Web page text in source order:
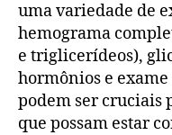
uma variedade de
hemograma
e triglicerídeos),
hormônios e exame
podem ser cruciais
que possam estar